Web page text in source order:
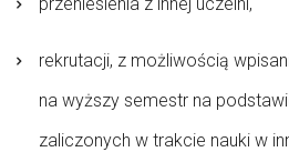
rekrutacji, z możliwością
na wyższy semestr na
zaliczonych w trakcie nauki w